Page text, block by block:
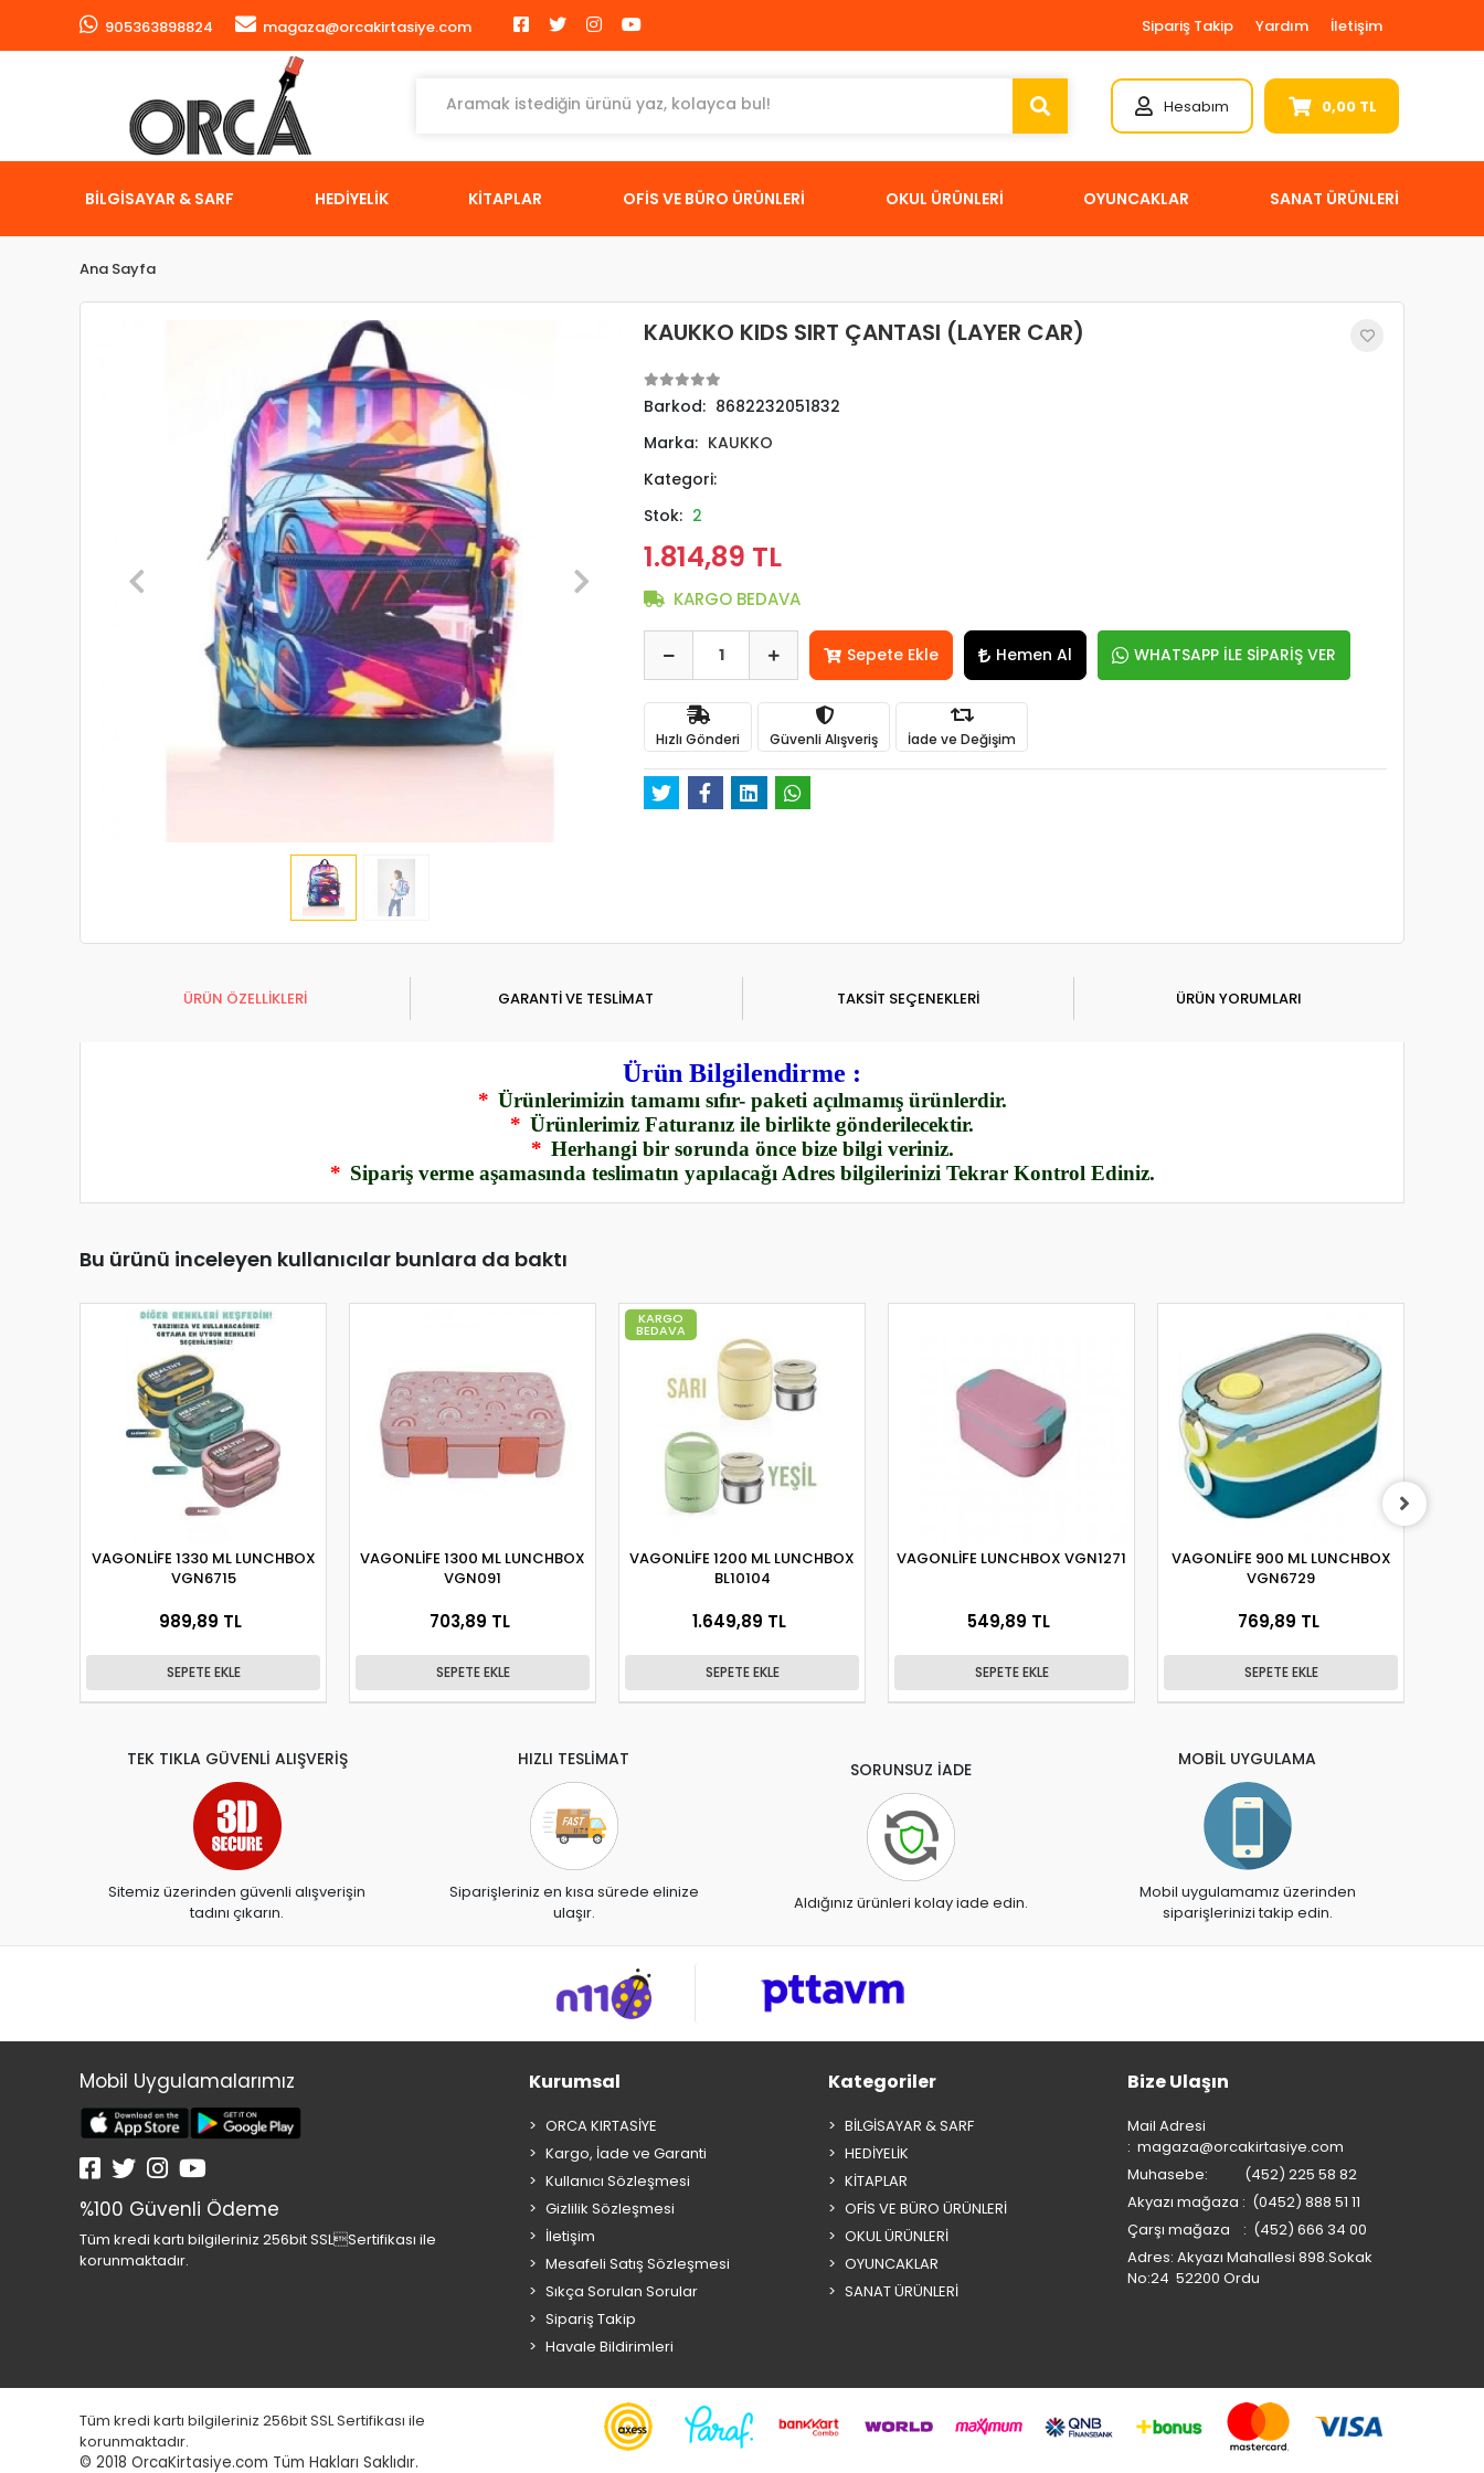
905363898824 magaza@orcakirtasiye.com Sipariş Takip Yardım İletişim
Hesabım 0,00 TL
BİLGİSAYAR & SARF HEDİYELİK KİTAPLAR OFİS VE BÜRO ÜRÜNLERİ OKUL ÜRÜNLERİ OYUNCAKLAR SANAT ÜRÜNLERİ
Ana Sayfa
KAUKKO KIDS SIRT ÇANTASI (LAYER CAR)
Barkod: 8682232051832
Marka: KAUKKO
Kategori:
Stok: 2
1.814,89 TL
KARGO BEDAVA
Sepete Ekle Hemen Al WHATSAPP İLE SİPARİŞ VER
Hızlı Gönderi Güvenli Alışveriş İade ve Değişim
ÜRÜN ÖZELLİKLERİ GARANTİ VE TESLİMAT TAKSİT SEÇENEKLERİ ÜRÜN YORUMLARI
Ürün Bilgilendirme :
* Ürünlerimizin tamamı sıfır- paketi açılmamış ürünlerdir.
* Ürünlerimiz Faturanız ile birlikte gönderilecektir.
* Herhangi bir sorunda önce bize bilgi veriniz.
* Sipariş verme aşamasında teslimatın yapılacağı Adres bilgilerinizi Tekrar Kontrol Ediniz.
Bu ürünü inceleyen kullanıcılar bunlara da baktı
VAGONLİFE 1330 ML LUNCHBOX
VGN6715
989,89 TL
SEPETE EKLE
VAGONLİFE 1300 ML LUNCHBOX
VGN091
703,89 TL
SEPETE EKLE
KARGO
BEDAVA
VAGONLİFE 1200 ML LUNCHBOX
BL10104
1.649,89 TL
SEPETE EKLE
VAGONLİFE LUNCHBOX VGN1271
549,89 TL
SEPETE EKLE
VAGONLİFE 900 ML LUNCHBOX
VGN6729
769,89 TL
SEPETE EKLE
TEK TIKLA GÜVENLİ ALIŞVERİŞ
Sitemiz üzerinden güvenli alışverişin
tadını çıkarın.
HIZLI TESLİMAT
Siparişleriniz en kısa sürede elinize
ulaşır.
SORUNSUZ İADE
Aldığınız ürünleri kolay iade edin.
MOBİL UYGULAMA
Mobil uygulamamız üzerinden
siparişlerinizi takip edin.
Mobil Uygulamalarımız
%100 Güvenli Ödeme
Tüm kredi kartı bilgileriniz 256bit SSLSertifikası ile
korunmaktadır.
Kurumsal
ORCA KIRTASİYE
Kargo, İade ve Garanti
Kullanıcı Sözleşmesi
Gizlilik Sözleşmesi
İletişim
Mesafeli Satış Sözleşmesi
Sıkça Sorulan Sorular
Sipariş Takip
Havale Bildirimleri
Kategoriler
BİLGİSAYAR & SARF
HEDİYELİK
KİTAPLAR
OFİS VE BÜRO ÜRÜNLERİ
OKUL ÜRÜNLERİ
OYUNCAKLAR
SANAT ÜRÜNLERİ
Bize Ulaşın
Mail Adresi
: magaza@orcakirtasiye.com
Muhasebe: (452) 225 58 82
Akyazı mağaza : (0452) 888 51 11
Çarşı mağaza : (452) 666 34 00
Adres: Akyazı Mahallesi 898.Sokak
No:24 52200 Ordu
Tüm kredi kartı bilgileriniz 256bit SSL Sertifikası ile
korunmaktadır.
© 2018 OrcaKirtasiye.com Tüm Hakları Saklıdır.